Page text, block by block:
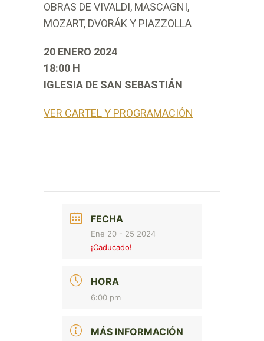
OBRAS DE VIVALDI, MASCAGNI,
MOZART, DVORÁK Y PIAZZOLLA
20 ENERO 2024
18:00 H
IGLESIA DE SAN SEBASTIÁN
VER CARTEL Y PROGRAMACIÓN
FECHA
Ene 20 - 25 2024
¡Caducado!
HORA
6:00 pm
MÁS INFORMACIÓN